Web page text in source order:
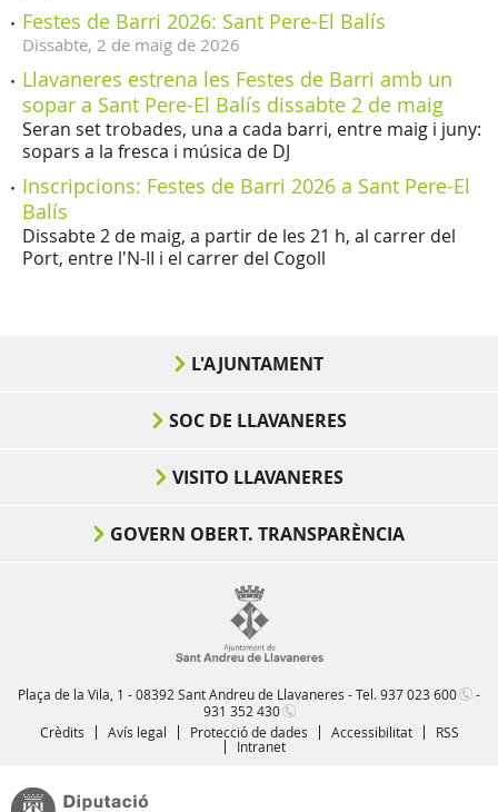
Festes de Barri 2026: Sant Pere-El Balís
Dissabte, 2 de maig de 2026
Llavaneres estrena les Festes de Barri amb un
sopar a Sant Pere-El Balís dissabte 2 de maig
Seran set trobades, una a cada barri, entre maig i juny:
sopars a la fresca i música de DJ
Inscripcions: Festes de Barri 2026 a Sant Pere-El
Balís
Dissabte 2 de maig, a partir de les 21 h, al carrer del
Port, entre l'N-II i el carrer del Cogoll
L'AJUNTAMENT
SOC DE LLAVANERES
VISITO LLAVANERES
GOVERN OBERT. TRANSPARÈNCIA
Plaça de la Vila, 1 - 08392 Sant Andreu de Llavaneres - Tel.937 023 600
-
931 352 430
Crèdits
Avís legal Protecció de dades Accessibilitat
RSS
Intranet